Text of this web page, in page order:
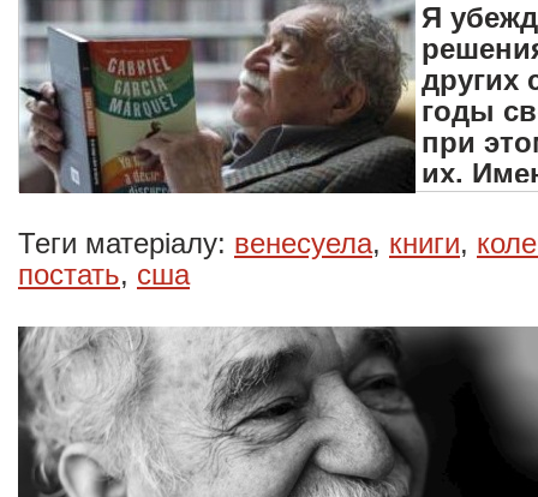
Я
других
годы
при
их.
Теги матеріалу: венесуела, книги,
постать, сша